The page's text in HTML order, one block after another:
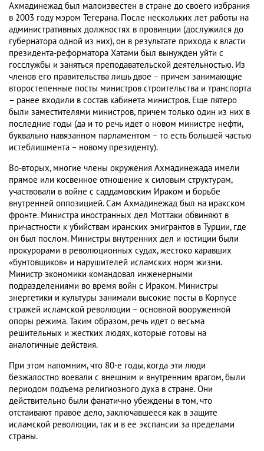
Ахмадинежад был малоизвестен в стране до своего избрания
в 2003 году мэром Тегерана. После нескольких лет работы на
административных должностях в провинции (дослужился до
губернатора одной из них), он в результате прихода к власти
президента-реформатора Хатами был вынужден уйти с
госслужбы и заняться преподавательской деятельностью. Из
членов его правительства лишь двое – причем занимающие
второстепенные посты министров строительства и транспорта
– ранее входили в состав кабинета министров. Еще пятеро
были заместителями министров, причем только один из них в
последние годы (да и то речь идет о новом министре нефти,
буквально навязанном парламентом – то есть большей частью
истеблишмента – новому президенту).
Во-вторых, многие члены окружения Ахмадинежада имели
прямое или косвенное отношение к силовым структурам,
участвовали в войне с саддамовским Ираком и борьбе
внутренней оппозицией. Сам Ахмадинежад был на иракском
фронте. Министра иностранных дел Моттаки обвиняют в
причастности к убийствам иранских эмигрантов в Турции, где
он был послом. Министры внутренних дел и юстиции были
прокурорами в революционных судах, жестоко каравших
«бунтовщиков» и нарушителей исламских норм жизни.
Министр экономики командовал инженерными
подразделениями во время войн с Ираком. Министры
энергетики и культуры занимали высокие посты в Корпусе
стражей исламской революции – основной вооруженной
опоры режима. Таким образом, речь идет о весьма
решительных и жестких людях, которые готовы на
аналогичные действия.
При этом напомним, что 80-е годы, когда эти люди
безжалостно воевали с внешним и внутренним врагом, были
периодом подъема религиозного духа в стране. Они
действительно были фанатично убеждены в том, что
отстаивают правое дело, заключавшееся как в защите
исламской революции, так и в ее экспансии за пределами
страны.